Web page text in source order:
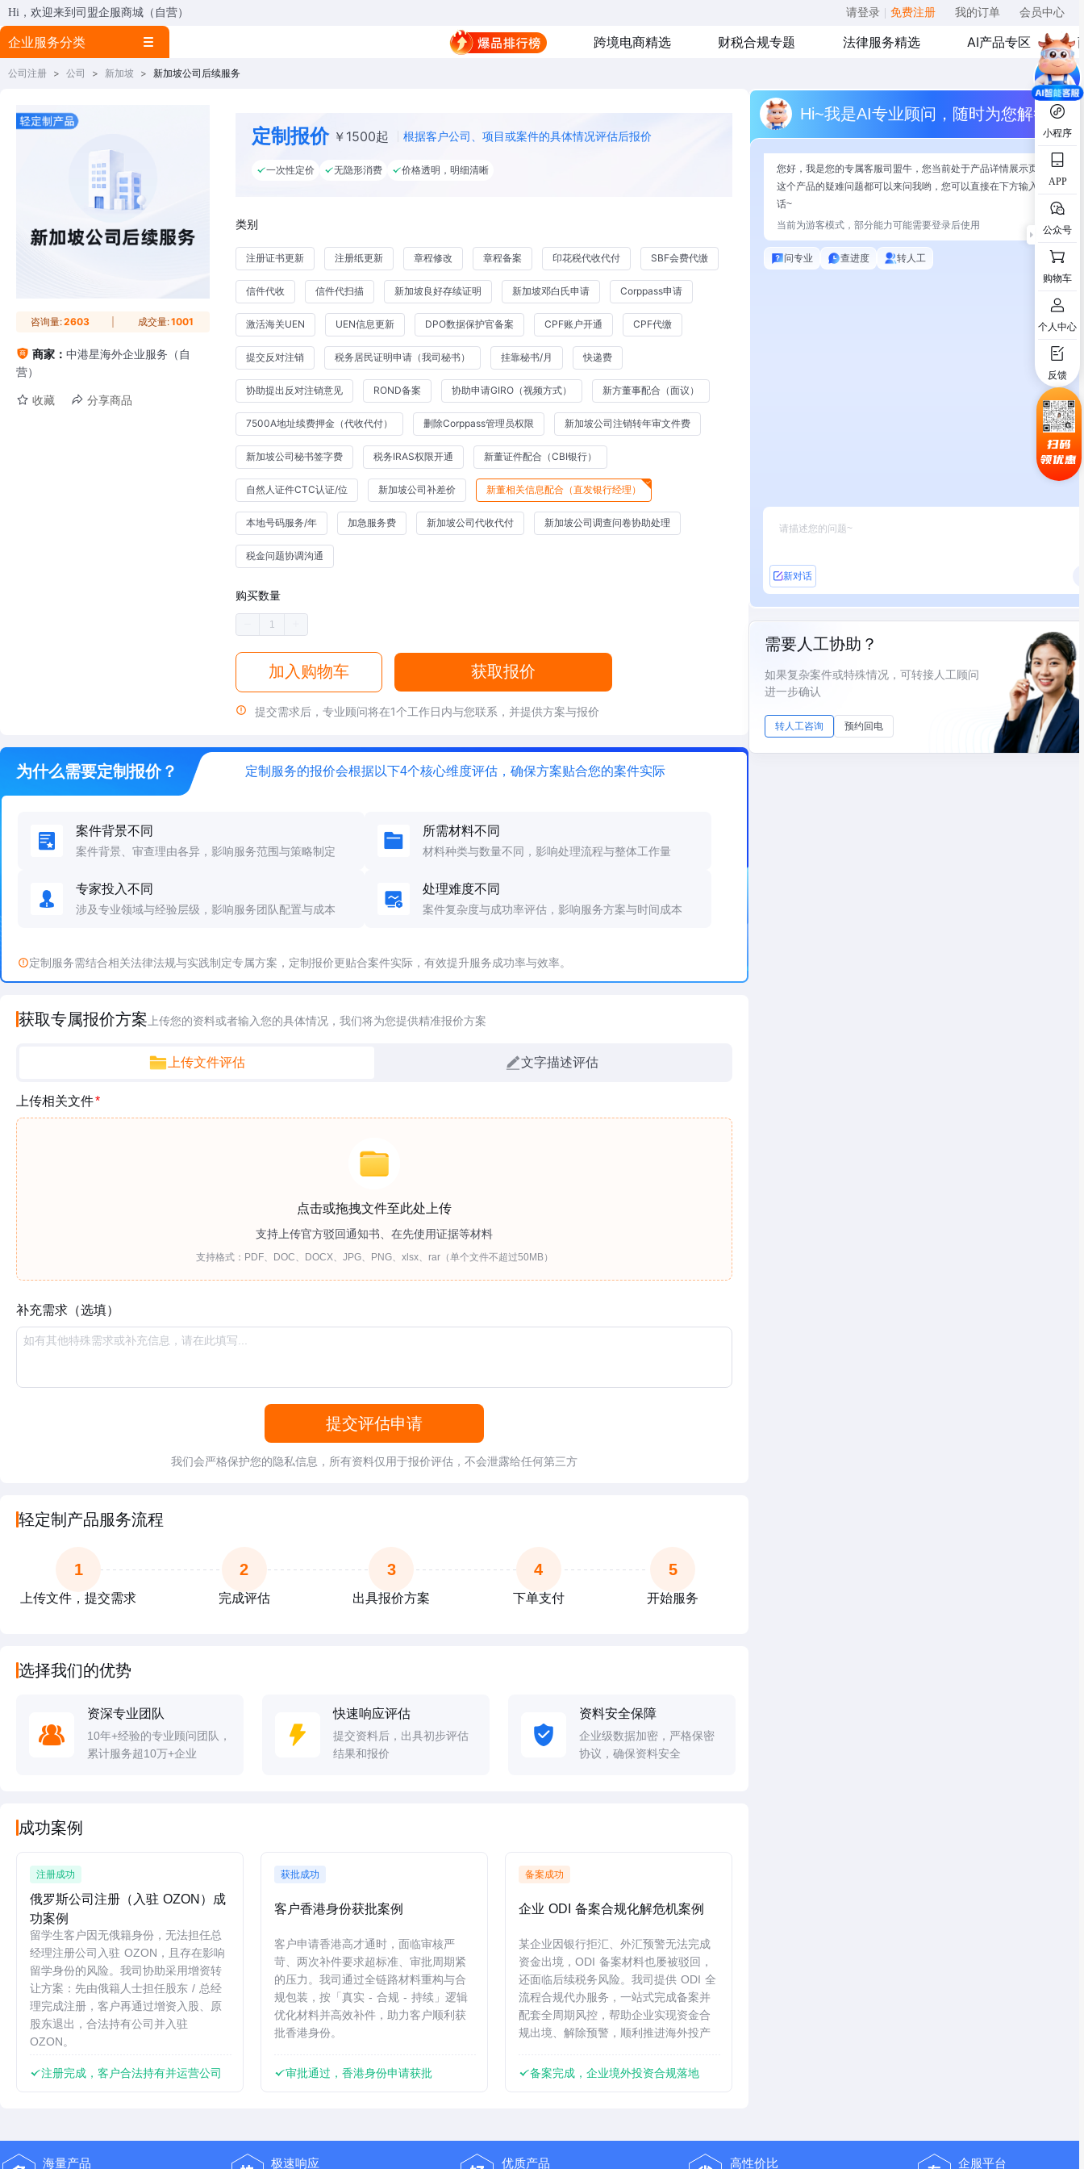
Hi，欢迎来到司盟企服商城（自营） 请登录 免费注册 我的订单 会员中心
小程序
APP
公众号
购物车
个人中心
反馈
扫码
领优惠
企业服务分类 跨境电商精选 财税合规专题 法律服务精选 AI产品专区
公司注册 > 公司 > 新加坡 > 新加坡公司后续服务
咨询量:2603 成交量:1001
商家： 中港星海外企业服务（自
营）
收藏 分享商品
定制报价 ￥1500起 根据客户公司、项目或案件的具体情况评估后报价
一次性定价 无隐形消费 价格透明，明细清晰
类别
注册证书更新 注册纸更新 章程修改 章程备案 印花税代收代付 SBF会费代缴
信件代收 信件代扫描 新加坡良好存续证明 新加坡邓白氏申请 Corppass申请
激活海关UEN UEN信息更新 DPO数据保护官备案 CPF账户开通 CPF代缴
提交反对注销 税务居民证明申请（我司秘书） 挂靠秘书/月 快递费
协助提出反对注销意见 ROND备案 协助申请GIRO（视频方式） 新方董事配合（面议）
7500A地址续费押金（代收代付） 删除Corppass管理员权限 新加坡公司注销转年审文件费
新加坡公司秘书签字费 税务IRAS权限开通 新董证件配合（CBI银行）
自然人证件CTC认证/位 新加坡公司补差价 新董相关信息配合（直发银行经理）
本地号码服务/年 加急服务费 新加坡公司代收代付 新加坡公司调查问卷协助处理
税金问题协调沟通
购买数量
加入购物车 获取报价
提交需求后，专业顾问将在1个工作日内与您联系，并提供方案与报价
为什么需要定制报价？ 定制服务的报价会根据以下4个核心维度评估，确保方案贴合您的案件实际
案件背景不同
案件背景、审查理由各异，影响服务范围与策略制定
所需材料不同
材料种类与数量不同，影响处理流程与整体工作量
专家投入不同
涉及专业领域与经验层级，影响服务团队配置与成本
处理难度不同
案件复杂度与成功率评估，影响服务方案与时间成本
定制服务需结合相关法律法规与实践制定专属方案，定制报价更贴合案件实际，有效提升服务成功率与效率。
获取专属报价方案 上传您的资料或者输入您的具体情况，我们将为您提供精准报价方案
上传文件评估 文字描述评估
上传相关文件*
点击或拖拽文件至此处上传
支持上传官方驳回通知书、在先使用证据等材料
支持格式：PDF、DOC、DOCX、JPG、PNG、xlsx、rar（单个文件不超过50MB）
补充需求（选填）
提交评估申请
我们会严格保护您的隐私信息，所有资料仅用于报价评估，不会泄露给任何第三方
轻定制产品服务流程
1
上传文件，提交需求
2
完成评估
3
出具报价方案
4
下单支付
5
开始服务
选择我们的优势
资深专业团队
10年+经验的专业顾问团队，
累计服务超10万+企业
快速响应评估
提交资料后，出具初步评估
结果和报价
资料安全保障
企业级数据加密，严格保密
协议，确保资料安全
成功案例
注册成功
俄罗斯公司注册（入驻 OZON）成
功案例
留学生客户因无俄籍身份，无法担任总
经理注册公司入驻 OZON，且存在影响
留学身份的风险。我司协助采用增资转
让方案：先由俄籍人士担任股东 / 总经
理完成注册，客户再通过增资入股、原
股东退出，合法持有公司并入驻
OZON。
注册完成，客户合法持有并运营公司
获批成功
客户香港身份获批案例
客户申请香港高才通时，面临审核严
苛、两次补件要求超标准、审批周期紧
的压力。我司通过全链路材料重构与合
规包装，按「真实 - 合规 - 持续」逻辑
优化材料并高效补件，助力客户顺利获
批香港身份。
审批通过，香港身份申请获批
备案成功
企业 ODI 备案合规化解危机案例
某企业因银行拒汇、外汇预警无法完成
资金出境，ODI 备案材料也屡被驳回，
还面临后续税务风险。我司提供 ODI 全
流程合规代办服务，一站式完成备案并
配套全周期风控，帮助企业实现资金合
规出境、解除预警，顺利推进海外投产
备案完成，企业境外投资合规落地
Hi~我是AI专业顾问，随时为您解答
您好，我是您的专属客服司盟牛，您当前处于产品详情展示页面，有关
这个产品的疑难问题都可以来问我哟，您可以直接在下方输入问题开始
话~
当前为游客模式，部分能力可能需要登录后使用
问专业 查进度 转人工
新对话
需要人工协助？
如果复杂案件或特殊情况，可转接人工顾问
进一步确认
转人工咨询 预约回电
海量产品 极速响应 优质产品 高性价比 企服平台